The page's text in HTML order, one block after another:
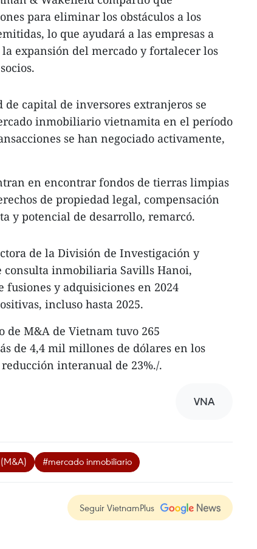
para eliminar los obstáculos a los
lo que ayudará a las empresas a
expansión del mercado y fortalecer los
de capital de inversores extranjeros se
inmobiliario vietnamita en el período
se han negociado activamente,
en encontrar fondos de tierras limpias
de propiedad legal, compensación
y potencial de desarrollo, remarcó.
de la División de Investigación y
consulta inmobiliaria Savills Hanoi,
fusiones y adquisiciones en 2024
incluso hasta 2025.
de M&A de Vietnam tuvo 265
de 4,4 mil millones de dólares en los
interanual de 23%./.
VNA
#mercado inmobiliario
Seguir VietnamPlus